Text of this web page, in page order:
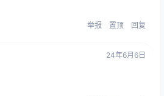
举报 置顶 回复
24年6月6日